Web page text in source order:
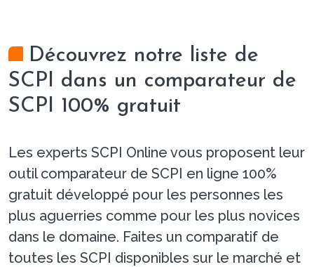
Découvrez notre liste de
SCPI dans un comparateur de
SCPI 100% gratuit
Les experts SCPI Online vous proposent leur
outil comparateur de SCPI en ligne 100%
gratuit développé pour les personnes les
plus aguerries comme pour les plus novices
dans le domaine. Faites un comparatif de
toutes les SCPI disponibles sur le marché et